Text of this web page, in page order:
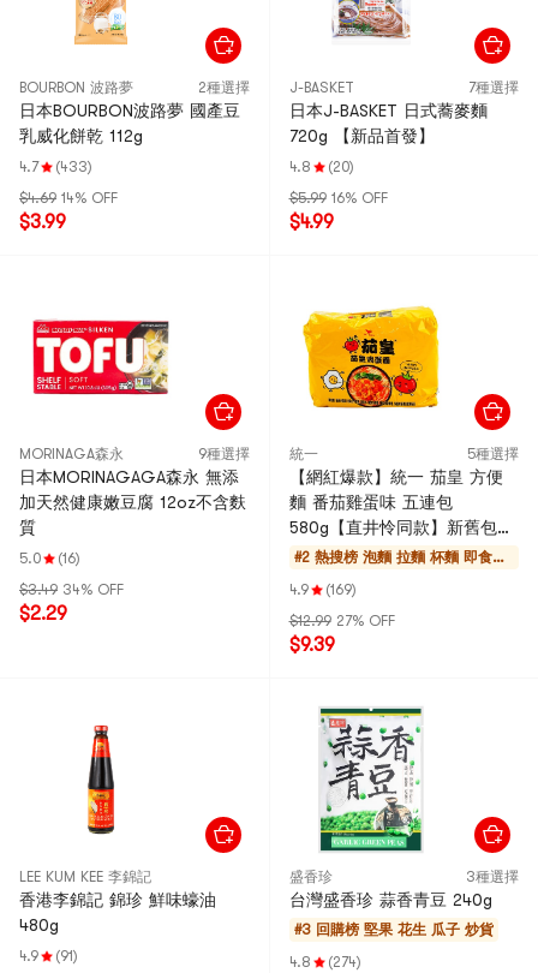
BOURBON 波路夢 2種選擇
日本BOURBON波路夢 國產豆
乳威化餅乾 112g
4.7
(433)
$4.69 14% OFF
$3.99
J-BASKET 7種選擇
日本J-BASKET 日式蕎麥麵
720g 【新品首發】
4.8
(20)
$5.99 16% OFF
$4.99
MORINAGA森永 9種選擇
日本MORINAGAGA森永 無添
加天然健康嫩豆腐 12oz不含麩
質
5.0
(16)
$3.49 34% OFF
$2.29
統一 5種選擇
【網紅爆款】統一 茄皇 方便
麵 番茄雞蛋味 五連包
580g【直井怜同款】新舊包裝
混發
#2 熱搜榜泡麵 拉麵 杯麵 即食年
4.9
(169)
$12.99 27% OFF
$9.39
LEE KUM KEE 李錦記
香港李錦記 錦珍 鮮味蠔油
480g
4.9
(91)
盛香珍 3種選擇
台灣盛香珍 蒜香青豆 240g
#3 回購榜堅果 花生 瓜子 炒貨
4.8
(274)